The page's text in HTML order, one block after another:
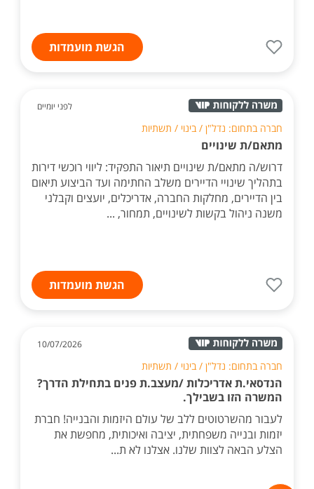
הגשת מועמדות
לפני יומיים
חברה בתחום: נדל"ן / בינוי / תשתיות
מתאם/ת שינויים
דרוש/ה מתאם/ת שינויים תיאור התפקיד: ליווי רוכשי דירות
בתהליך שינויי הדיירים משלב החתימה ועד הביצוע תיאום
בין הדיירים, מחלקות החברה, אדריכלים, יועצים וקבלני
משנה ניהול בקשות לשינויים, תמחור, ...
הגשת מועמדות
10/07/2026
חברה בתחום: נדל"ן / בינוי / תשתיות
הנדסאי.ת אדריכלות /מעצב.ת פנים בתחילת הדרך?
המשרה הזו בשבילך.
לעבור מהשרטוטים ללב של עולם היזמות והבנייה! חברת
יזמות ובנייה משפחתית, יציבה ואיכותית, מחפשת את
הצלע הבאה לצוות שלנו. אצלנו לא ת...